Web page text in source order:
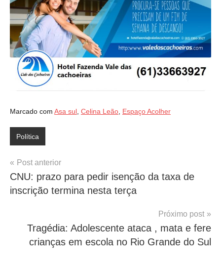
Marcado com Asa sul, Celina Leão, Espaço Acolher
Política
Navegação
de
Post
Post anterior
CNU: prazo para pedir isenção da taxa de
inscrição termina nesta terça
Próximo post
Tragédia: Adolescente ataca , mata e fere
crianças em escola no Rio Grande do Sul